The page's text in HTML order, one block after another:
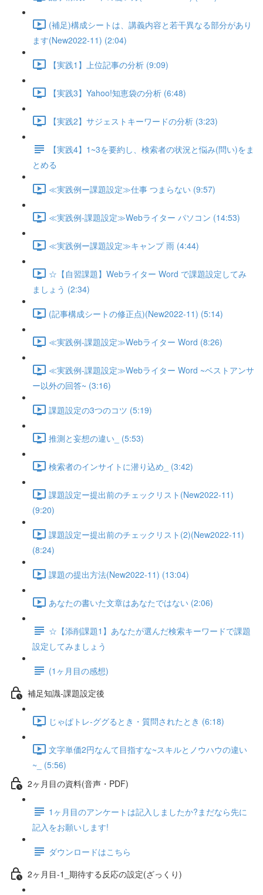
(補足)構成シートは、講義内容と若干異なる部分があり
ます(New2022-11) (2:04)
【実践1】上位記事の分析 (9:09)
【実践3】Yahoo!知恵袋の分析 (6:48)
【実践2】サジェストキーワードの分析 (3:23)
【実践4】1~3を要約し、検索者の状況と悩み(問い)をま
とめる
≪実践例ー課題設定≫仕事 つまらない (9:57)
≪実践例-課題設定≫Webライター パソコン (14:53)
≪実践例ー課題設定≫キャンプ 雨 (4:44)
☆【自習課題】Webライター Word で課題設定してみ
ましょう (2:34)
(記事構成シートの修正点)(New2022-11) (5:14)
≪実践例-課題設定≫Webライター Word (8:26)
≪実践例-課題設定≫Webライター Word ~ベストアンサ
ー以外の回答~ (3:16)
課題設定の3つのコツ (5:19)
推測と妄想の違い_ (5:53)
検索者のインサイトに潜り込め_ (3:42)
課題設定ー提出前のチェックリスト(New2022-11)
(9:20)
課題設定ー提出前のチェックリスト(2)(New2022-11)
(8:24)
課題の提出方法(New2022-11) (13:04)
あなたの書いた文章はあなたではない (2:06)
☆【添削課題1】あなたが選んだ検索キーワードで課題
設定してみましょう
(1ヶ月目の感想)
補足知識-課題設定後
じゃぱトレ-ググるとき・質問されたとき (6:18)
文字単価2円なんて目指すな~スキルとノウハウの違い
~_ (5:56)
2ヶ月目の資料(音声・PDF)
1ヶ月目のアンケートは記入しましたか?まだなら先に
記入をお願いします!
ダウンロードはこちら
2ヶ月目-1_期待する反応の設定(ざっくり)